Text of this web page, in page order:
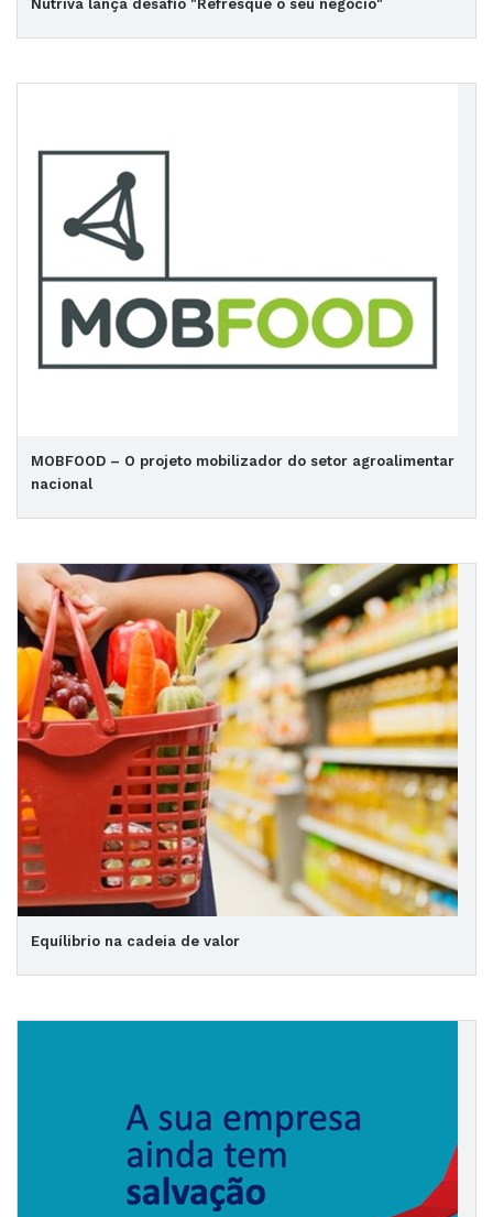
Nutriva lança desafio "Refresque o seu negócio"
MOBFOOD – O projeto mobilizador do setor agroalimentar
nacional
Equílibrio na cadeia de valor